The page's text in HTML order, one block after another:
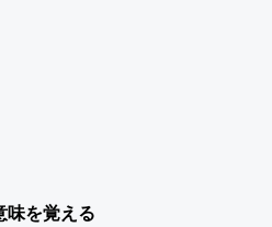
味を覚える